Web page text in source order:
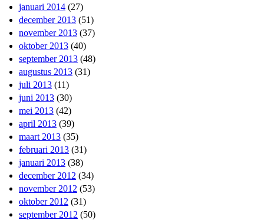
januari 2014 (27)
december 2013 (51)
november 2013 (37)
oktober 2013 (40)
september 2013 (48)
augustus 2013 (31)
juli 2013 (11)
juni 2013 (30)
mei 2013 (42)
april 2013 (39)
maart 2013 (35)
februari 2013 (31)
januari 2013 (38)
december 2012 (34)
november 2012 (53)
oktober 2012 (31)
september 2012 (50)